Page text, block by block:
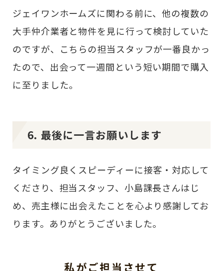
ジェイワンホームズに関わる前に、他の複数の
大手仲介業者と物件を見に行って検討していた
のですが、こちらの担当スタッフが一番良かっ
たので、出会って一週間という短い期間で購入
に至りました。
6. 最後に一言お願いします
タイミング良くスピーディーに接客・対応して
くださり、担当スタッフ、小島課長さんはじ
め、売主様に出会えたことを心より感謝してお
ります。ありがとうございました。
私がご担当させて